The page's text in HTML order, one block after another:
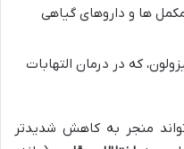
ها و داروهای گیاهی
که در درمان التهابات
منجر به کاهش شدیدتر